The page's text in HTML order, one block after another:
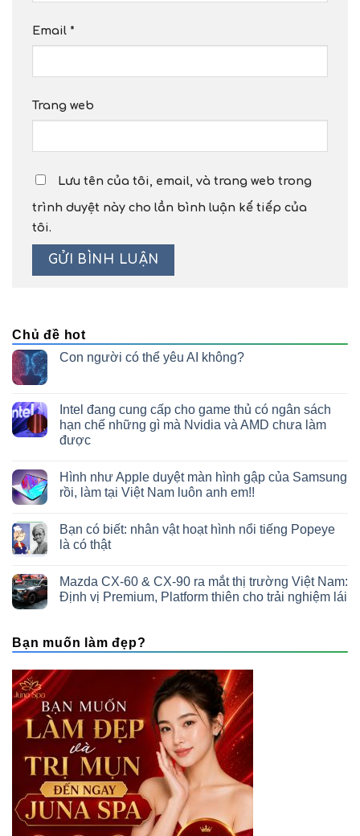
Email *
Trang web
Lưu tên của tôi, email, và trang web trong
trình duyệt này cho lần bình luận kế tiếp của
tôi.
Chủ đề hot
Con người có thể yêu AI không?
Intel đang cung cấp cho game thủ có ngân sách
hạn chế những gì mà Nvidia và AMD chưa làm
được
Hình như Apple duyệt màn hình gập của Samsung
rồi, làm tại Việt Nam luôn anh em!!
Bạn có biết: nhân vật hoạt hình nổi tiếng Popeye
là có thật
Mazda CX-60 & CX-90 ra mắt thị trường Việt Nam:
Định vị Premium, Platform thiên cho trải nghiệm lái
Bạn muốn làm đẹp?